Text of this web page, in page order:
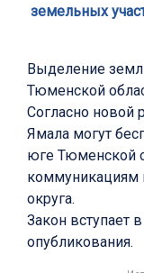
земельных
Выделение
Тюменской
Согласно новой
Ямала могут
юге Тюменской
коммуникациям
округа.
Закон вступает
опубликования.